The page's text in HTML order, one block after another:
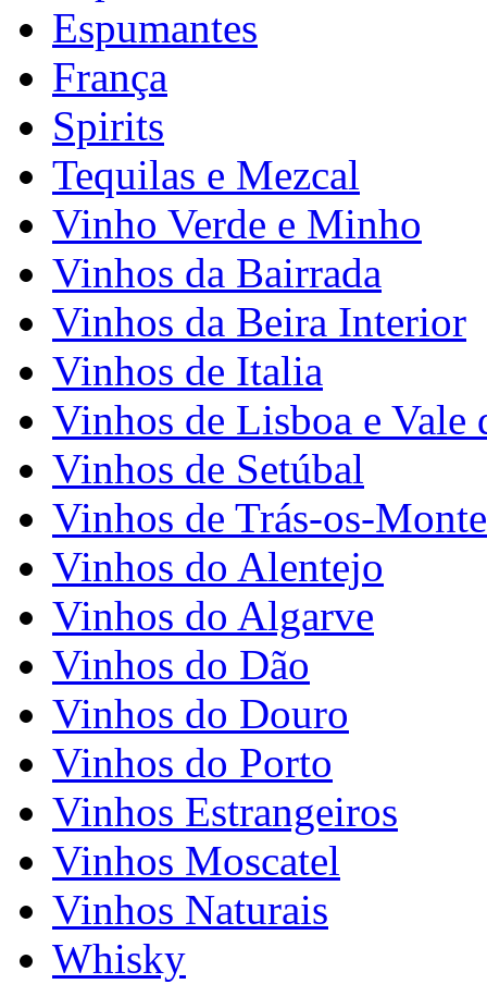
Espumantes
França
Spirits
Tequilas e Mezcal
Vinho Verde e Minho
Vinhos da Bairrada
Vinhos da Beira Interior
Vinhos de Italia
Vinhos de Lisboa e Vale
Vinhos de Setúbal
Vinhos de Trás-os-
Vinhos do Alentejo
Vinhos do Algarve
Vinhos do Dão
Vinhos do Douro
Vinhos do Porto
Vinhos Estrangeiros
Vinhos Moscatel
Vinhos Naturais
Whisky